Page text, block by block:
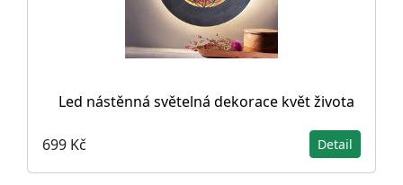
Led nástěnná světelná dekorace květ života
699 Kč Detail